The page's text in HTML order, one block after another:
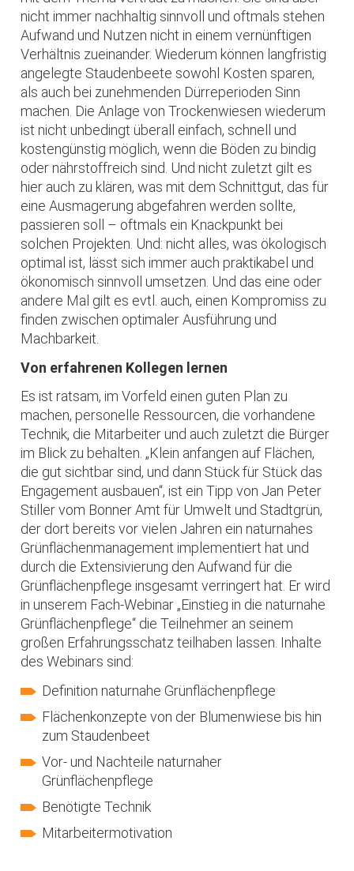
nicht immer nachhaltig sinnvoll und oftmals stehen
Aufwand und Nutzen nicht in einem vernünftigen
Verhältnis zueinander. Wiederum können langfristig
angelegte Staudenbeete sowohl Kosten sparen,
als auch bei zunehmenden Dürreperioden Sinn
machen. Die Anlage von Trockenwiesen wiederum
ist nicht unbedingt überall einfach, schnell und
kostengünstig möglich, wenn die Böden zu bindig
oder nährstoffreich sind. Und nicht zuletzt gilt es
hier auch zu klären, was mit dem Schnittgut, das für
eine Ausmagerung abgefahren werden sollte,
passieren soll – oftmals ein Knackpunkt bei
solchen Projekten. Und: nicht alles, was ökologisch
optimal ist, lässt sich immer auch praktikabel und
ökonomisch sinnvoll umsetzen. Und das eine oder
andere Mal gilt es evtl. auch, einen Kompromiss zu
finden zwischen optimaler Ausführung und
Machbarkeit.
Von erfahrenen Kollegen lernen
Es ist ratsam, im Vorfeld einen guten Plan zu
machen, personelle Ressourcen, die vorhandene
Technik, die Mitarbeiter und auch zuletzt die Bürger
im Blick zu behalten. „Klein anfangen auf Flächen,
die gut sichtbar sind, und dann Stück für Stück das
Engagement ausbauen“, ist ein Tipp von Jan Peter
Stiller vom Bonner Amt für Umwelt und Stadtgrün,
der dort bereits vor vielen Jahren ein naturnahes
Grünflächenmanagement implementiert hat und
durch die Extensivierung den Aufwand für die
Grünflächenpflege insgesamt verringert hat. Er wird
in unserem Fach-Webinar „Einstieg in die naturnahe
Grünflächenpflege“ die Teilnehmer an seinem
großen Erfahrungsschatz teilhaben lassen. Inhalte
des Webinars sind:
Definition naturnahe Grünflächenpflege
Flächenkonzepte von der Blumenwiese bis hin
zum Staudenbeet
Vor- und Nachteile naturnaher
Grünflächenpflege
Benötigte Technik
Mitarbeitermotivation